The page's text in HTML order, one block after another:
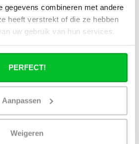
gegevens combineren met andere
heeft verstrekt of die ze hebben
uw gebruik van hun services.
PERFECT!
Aanpassen
Weigeren
warmteafgifte van een
ten opzichte van
van geïntegreerde
paneelradiator